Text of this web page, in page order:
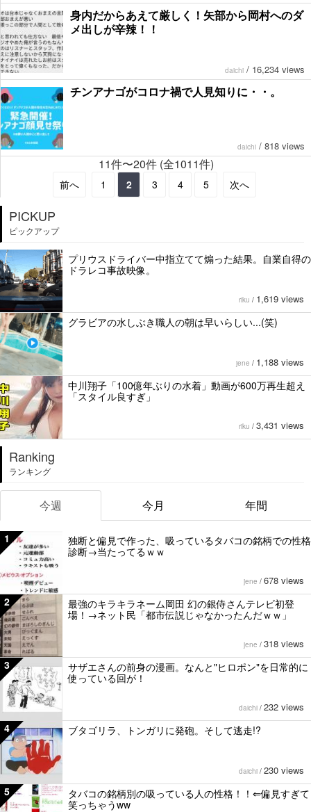
身内だからあえて厳しく！矢部から岡村へのダ
メ出しが辛辣！！
daichi / 16,234 views
チンアナゴがコロナ禍で人見知りに・・。
daichi / 818 views
11件〜20件 (全1011件)
前へ 1 2 3 4 5 次へ
PICKUP
ピックアップ
プリウスドライバー中指立てて煽った結果。自業自得の
ドラレコ事故映像。
riku / 1,619 views
グラビアの水しぶき職人の朝は早いらしい...(笑)
jene / 1,188 views
中川翔子「100億年ぶりの水着」動画が600万再生超え
「スタイル良すぎ」
riku / 3,431 views
Ranking
ランキング
今週 今月 年間
1
独断と偏見で作った、吸っているタバコの銘柄での性格
診断→当たってるｗｗ
jene / 678 views
2
最強のキラキラネーム岡田 幻の銀侍さんテレビ初登
場！→ネット民「都市伝説じゃなかったんだｗｗ」
jene / 318 views
3
サザエさんの前身の漫画。なんと"ヒロポン"を日常的に
使っている回が！
daichi / 232 views
4 ブタゴリラ、トンガリに発砲。そして逃走!?
daichi / 230 views
5
タバコの銘柄別の吸っている人の性格！！⇐偏見すぎて
笑っちゃうww